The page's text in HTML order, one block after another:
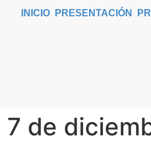
INICIO PRESENTACIÓN
7 de